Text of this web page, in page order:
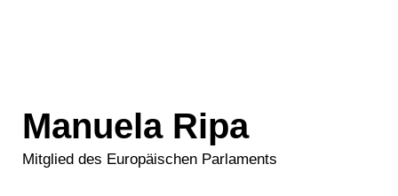
Manuela Ripa
Mitglied des Europäischen Parlaments